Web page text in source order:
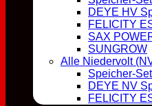
DEYE HV
FELICITY
SAX
SUNGROW
Alle Niedervolt
Speicher-
DEYE NV
FELICITY